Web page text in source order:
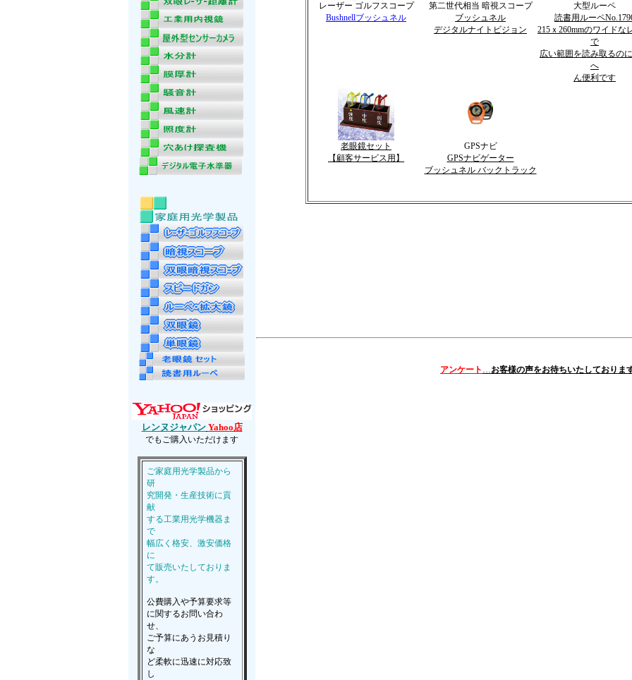
レンヌジャパン Yahoo店
でもご購入いただけます
ご家庭用光学製品から
研
究開発・生産技術に貢
献
する工業用光学機器ま
で
幅広く格安、激安価格
に
て販売いたしておりま
す。
公費購入や予算要求等
に関するお問い合わ
せ、
ご予算にあうお見積り
な
ど柔軟に迅速に対応致
し
レーザー ゴルフスコープ 第二世代相当 暗視スコープ
大型ルーペ
Bushnellブッシュネル
ブッシュネル
デジタルナイトビジョン
読書用ルーペ
215ｘ260mmのワイドな
で
広い範囲を読み取るの
へ
ん便利です
老眼鏡セット
GPSナビ
【顧客サービス用】
GPSナビゲーター
ブッシュネル バックトラック
アンケート …お客様の声をお待ちいたしておりま